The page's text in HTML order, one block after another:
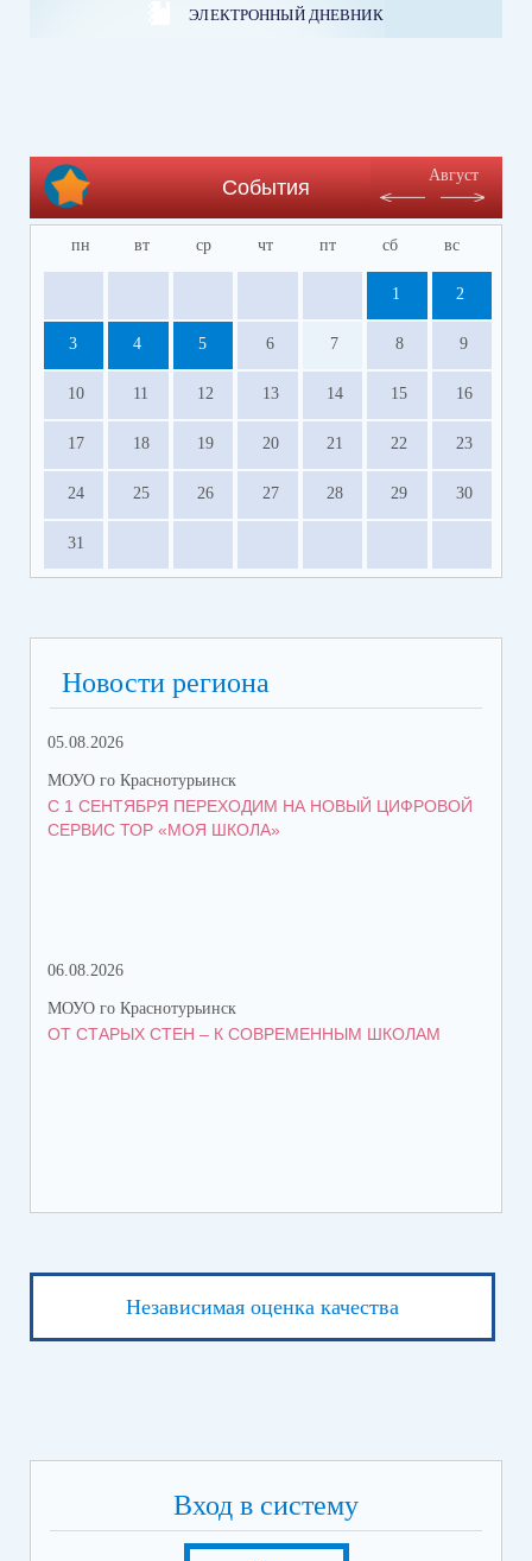
ЭЛЕКТРОННЫЙ ДНЕВНИК
События
Август
пн вт ср чт пт сб вс
1 2
3 4 5 6 7 8 9
10 11 12 13 14 15 16
17 18 19 20 21 22 23
24 25 26 27 28 29 30
31
Новости региона
05.08.2026
МОУО го Краснотурьинск
С 1 СЕНТЯБРЯ ПЕРЕХОДИМ НА НОВЫЙ ЦИФРОВОЙ
СЕРВИС ТОР «МОЯ ШКОЛА»
06.08.2026
МОУО го Краснотурьинск
ОТ СТАРЫХ СТЕН – К СОВРЕМЕННЫМ ШКОЛАМ
Независимая оценка качества
Вход в систему